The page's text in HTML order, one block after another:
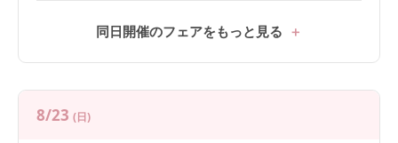
同日開催のフェアをもっと見る
8/23 (日)